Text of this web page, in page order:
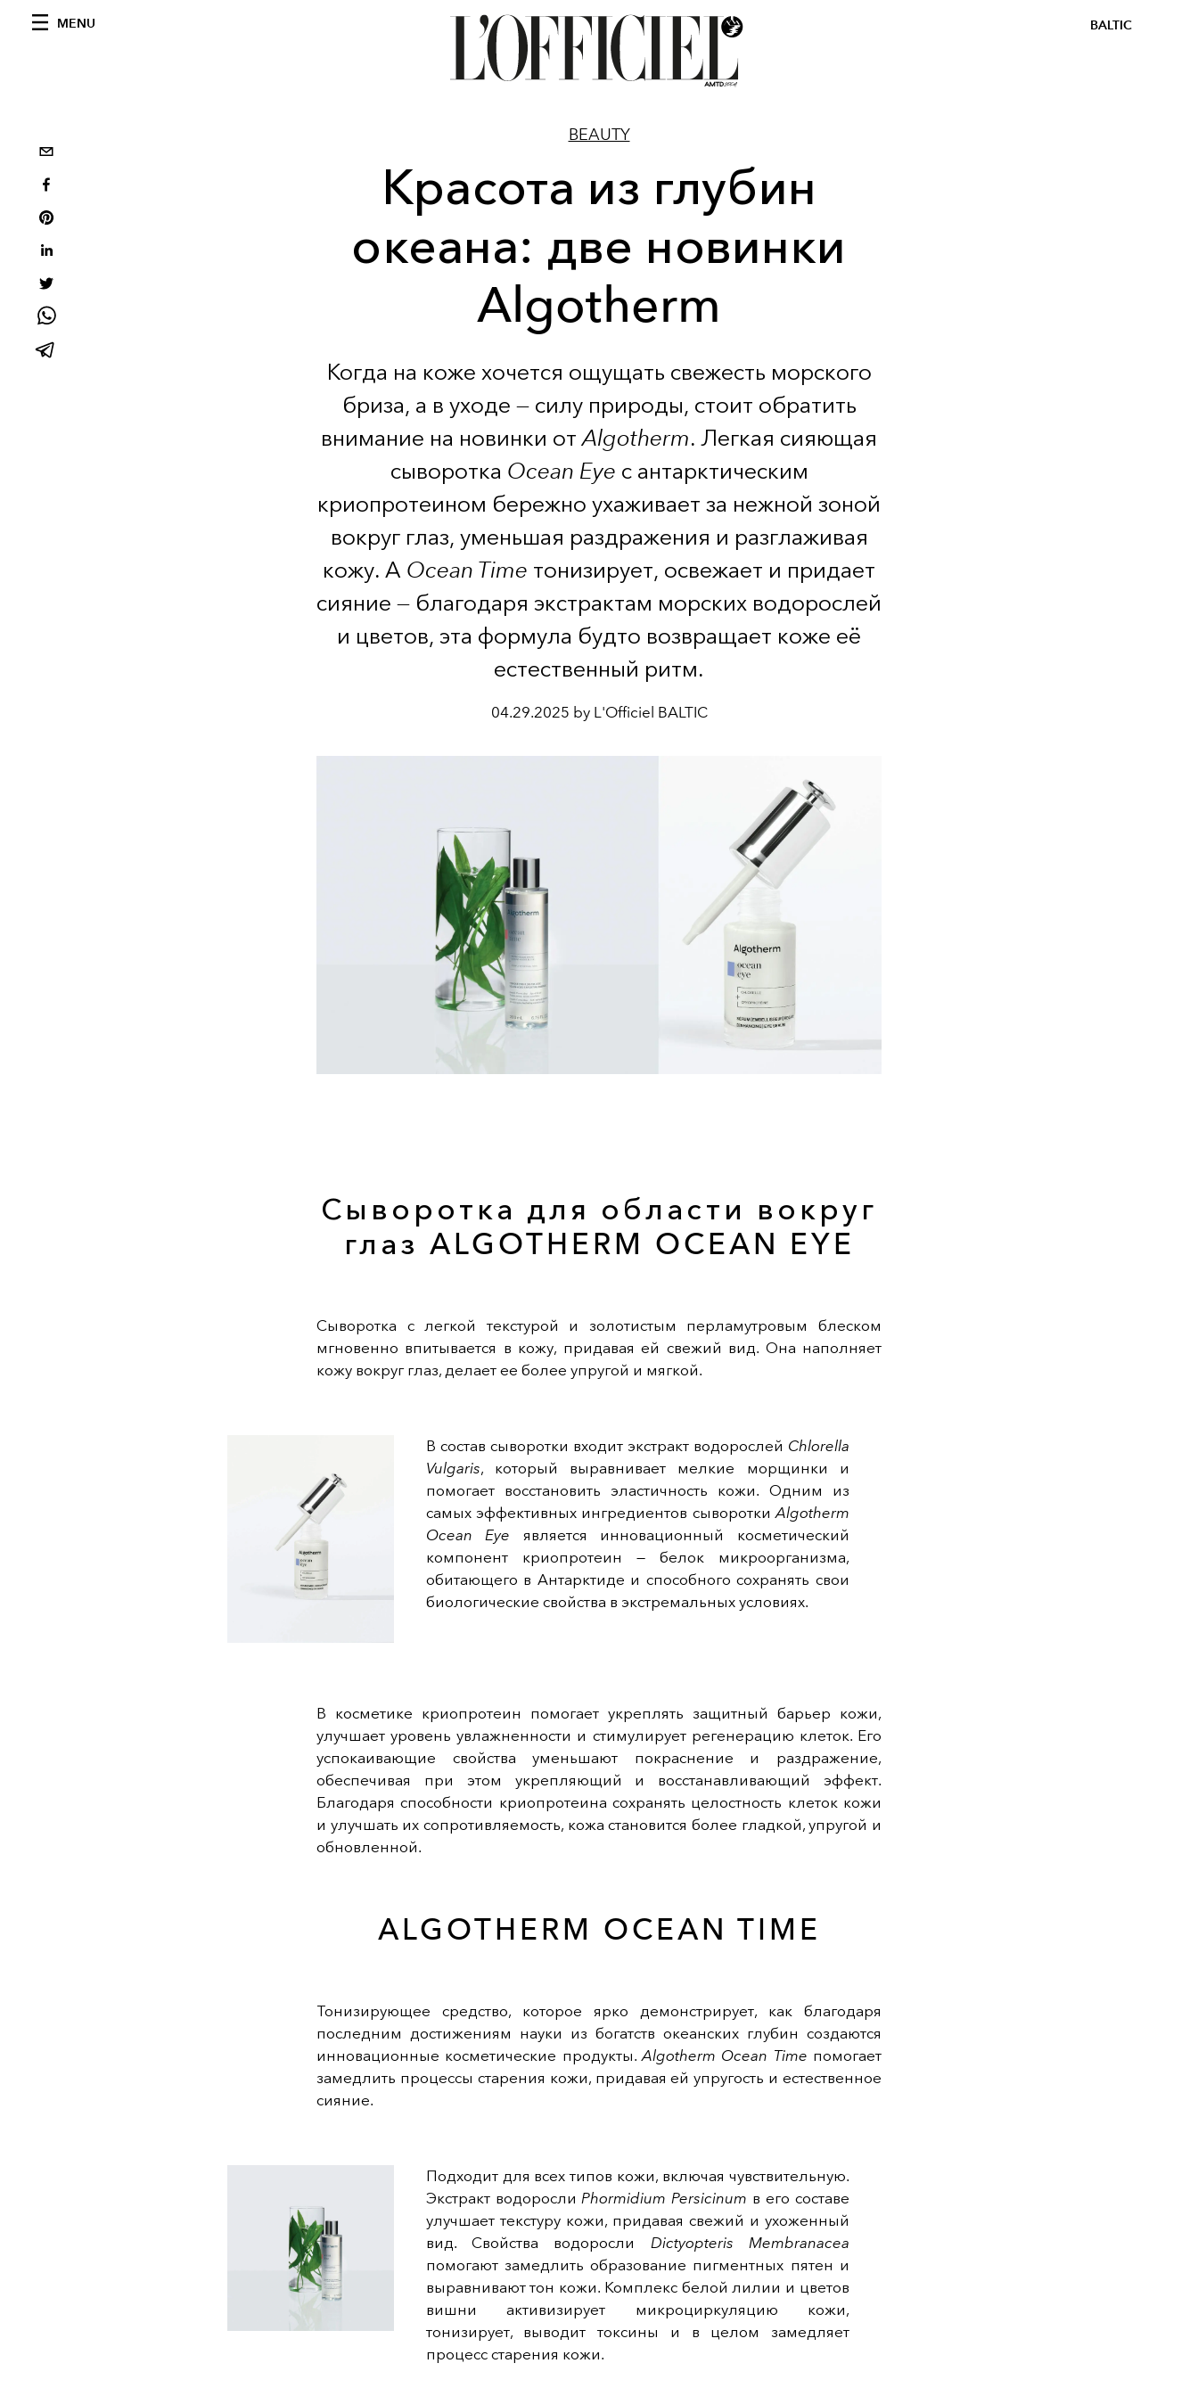
MENU BALTIC
BEAUTY
Красота из глубин
океана: две новинки
Algotherm
Когда на коже хочется ощущать свежесть морского
бриза, а в уходе — силу природы, стоит обратить
внимание на новинки отAlgotherm. Легкая сияющая
сыворотка Ocean Eye с антарктическим
криопротеином бережно ухаживает за нежной зоной
вокруг глаз, уменьшая раздражения и разглаживая
кожу. А Ocean Time тонизирует, освежает и придает
сияние — благодаря экстрактам морских водорослей
и цветов, эта формула будто возвращает коже её
естественный ритм.
04.29.2025 by L'Officiel BALTIC
Сыворотка для области вокруг
глаз ALGOTHERM OCEAN EYE
Сыворотка с легкой текстурой и золотистым перламутровым блеском
мгновенно впитывается в кожу, придавая ей свежий вид. Она наполняет
кожу вокруг глаз, делает ее более упругой и мягкой.
В состав сыворотки входит экстракт водорослей Chlorella
Vulgaris, который выравнивает мелкие морщинки и
помогает восстановить эластичность кожи. Одним из
самых эффективных ингредиентов сыворотки Algotherm
Ocean Eye является инновационный косметический
компонент криопротеин — белок микроорганизма,
обитающего в Антарктиде и способного сохранять свои
биологические свойства в экстремальных условиях.
В косметике криопротеин помогает укреплять защитный барьер кожи,
улучшает уровень увлажненности и стимулирует регенерацию клеток. Его
успокаивающие свойства уменьшают покраснение и раздражение,
обеспечивая при этом укрепляющий и восстанавливающий эффект.
Благодаря способности криопротеина сохранять целостность клеток кожи
и улучшать их сопротивляемость, кожа становится более гладкой, упругой и
обновленной.
ALGOTHERM OCEAN TIME
Тонизирующее средство, которое ярко демонстрирует, как благодаря
последним достижениям науки из богатств океанских глубин создаются
инновационные косметические продукты. Algotherm Ocean Time помогает
замедлить процессы старения кожи, придавая ей упругость и естественное
сияние.
Подходит для всех типов кожи, включая чувствительную.
Экстракт водоросли Phormidium Persicinum в его составе
улучшает текстуру кожи, придавая свежий и ухоженный
вид. Свойства водоросли Dictyopteris Membranacea
помогают замедлить образование пигментных пятен и
выравнивают тон кожи. Комплекс белой лилии и цветов
вишни активизирует микроциркуляцию кожи,
тонизирует, выводит токсины и в целом замедляет
процесс старения кожи.